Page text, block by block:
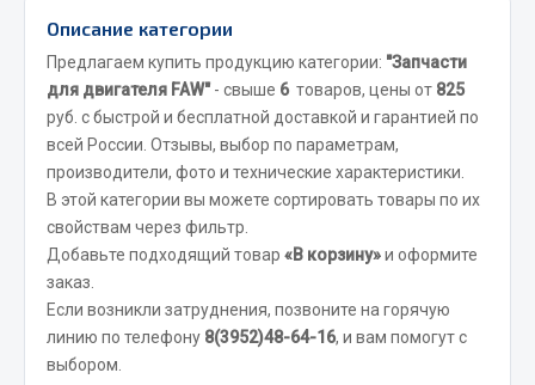
Соединительные элементы
Camozzi
Адаптеры и переходники
Тройники
Трубки, муфты, гайки
Угольники
Фитинги
Весь раздел
Описание категории
Предлагаем купить продукцию категории: "Запчасти
для двигателя FAW"- свыше 6 товаров, цены от 825
руб. с быстрой и бесплатной доставкой и гарантией по
всей России. Отзывы, выбор по параметрам,
производители, фото и технические характеристики.
В этой категории вы можете сортировать товары по их
свойствам через фильтр.
Добавьте подходящий товар «В корзину»и оформите
заказ.
Если возникли затруднения, позвоните на горячую
линию по телефону 8(3952)48-64-16, и вам помогут с
выбором.